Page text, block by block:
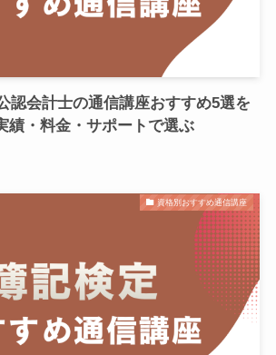
認会計士の通信講座おすすめ5選を
績・料金・サポートで選ぶ
資格別おすすめ通信講座